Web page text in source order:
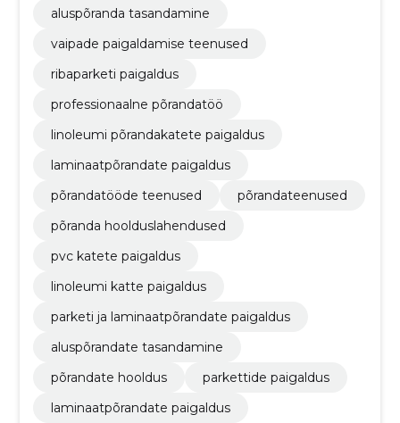
aluspõranda tasandamine
vaipade paigaldamise teenused
ribaparketi paigaldus
professionaalne põrandatöö
linoleumi põrandakatete paigaldus
laminaatpõrandate paigaldus
põrandatööde teenused
põrandateenused
põranda hoolduslahendused
pvc katete paigaldus
linoleumi katte paigaldus
parketi ja laminaatpõrandate paigaldus
aluspõrandate tasandamine
põrandate hooldus
parkettide paigaldus
laminaatpõrandate paigaldus